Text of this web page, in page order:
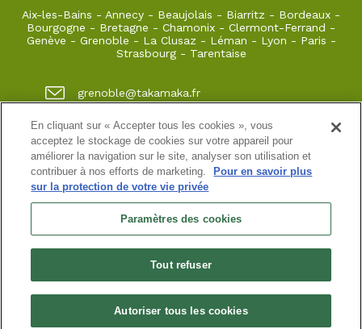
Aix-les-Bains - Annecy - Beaujolais - Biarritz - Bordeaux -
Bourgogne - Bretagne - Chamonix - Clermont-Ferrand -
Genève - Grenoble - La Clusaz - Léman - Lyon - Paris -
Strasbourg- Tarentaise
grenoble@takamaka.fr
04 80 42 00 70
1 quai de créqui 38000 GRENOBLE
Site classique-Mon compte-Informations pratiques-
Conditions générales de vente
Newsletter
légales-Données personnelles
N° de SIRET : 925 251 613 immatriculée au RCS de Grenoble
N° de TVA intracommunautaire : FR38 925 251 613
Habilitation n° HA.074.96.0039 | Agrément N° ET730501093 | RC
professionnelle : Azzuro Assurances 114 912 039 et 115 403 698
En cliquant sur « Accepter tous les cookies », vous
acceptez le stockage de cookies sur votre appareil pour
améliorer la navigation sur le site, analyser son utilisation et
contribuer à nos efforts de marketing.
Pour en savoir plus
sur la protection de votre vie privée
Paramètres des cookies
Tout refuser
Autoriser tous les cookies